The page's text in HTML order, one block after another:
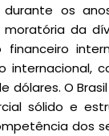
durante os
moratória da
internacional,
dólares. O
sólido e
dos